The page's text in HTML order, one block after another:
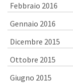
Febbraio 2016
Gennaio 2016
Dicembre 2015
Ottobre 2015
Giugno 2015